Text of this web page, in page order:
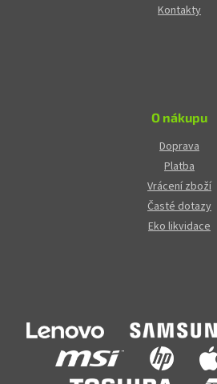
Kontakty
O nákupu
Doprava
Platba
Vrácení zboží
Časté dotazy
Eko likvidace